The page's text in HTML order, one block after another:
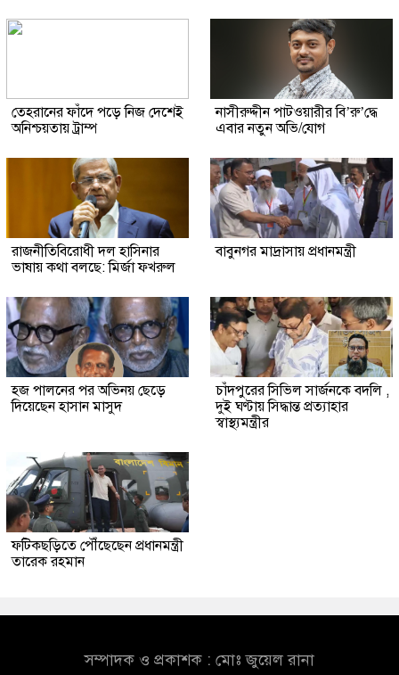
তেহরানের ফাঁদে পড়ে নিজ দেশেই
অনিশ্চয়তায় ট্রাম্প
নাসীরুদ্দীন পাটওয়ারীর বি’রু’দ্ধে
এবার নতুন অভি/যোগ
রাজনীতিবিরোধী দল হাসিনার
ভাষায় কথা বলছে: মির্জা ফখরুল
বাবুনগর মাদ্রাসায় প্রধানমন্ত্রী
হজ পালনের পর অভিনয় ছেড়ে
দিয়েছেন হাসান মাসুদ
চাঁদপুরের সিভিল সার্জনকে বদলি ,
দুই ঘণ্টায় সিদ্ধান্ত প্রত্যাহার
স্বাস্থ্যমন্ত্রীর
ফটিকছড়িতে পৌঁছেছেন প্রধানমন্ত্রী
তারেক রহমান
সম্পাদক ও প্রকাশক : মোঃ জুয়েল রানা